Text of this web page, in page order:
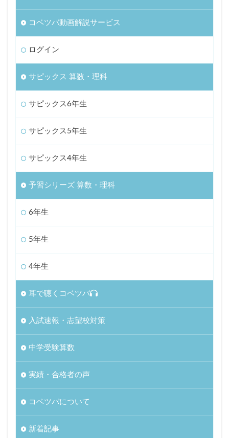
コベツバ動画解説サービス
ログイン
サピックス 算数・理科
サピックス6年生
サピックス5年生
サピックス4年生
予習シリーズ 算数・理科
6年生
5年生
4年生
耳で聴くコベツバ
入試速報・志望校対策
中学受験算数
実績・合格者の声
コベツバについて
新着記事